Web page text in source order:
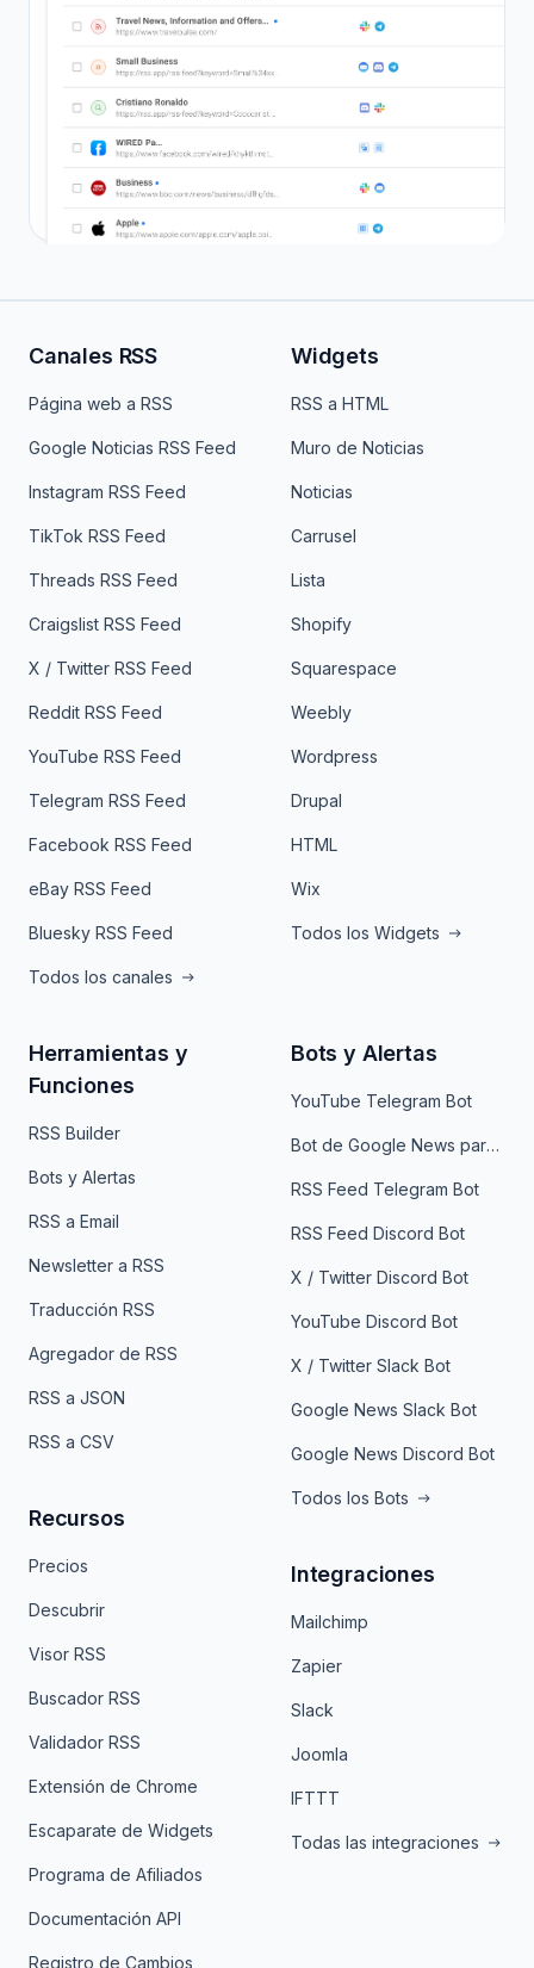
Canales RSS
Página web a RSS
Google Noticias RSS Feed
Instagram RSS Feed
TikTok RSS Feed
Threads RSS Feed
Craigslist RSS Feed
X / Twitter RSS Feed
Reddit RSS Feed
YouTube RSS Feed
Telegram RSS Feed
Facebook RSS Feed
eBay RSS Feed
Bluesky RSS Feed
Todos los canales
Widgets
RSS a HTML
Muro de Noticias
Noticias
Carrusel
Lista
Shopify
Squarespace
Weebly
Wordpress
Drupal
HTML
Wix
Todos los Widgets
Herramientas y
Funciones
RSS Builder
Bots y Alertas
RSS a Email
Newsletter a RSS
Traducción RSS
Agregador de RSS
RSS a JSON
RSS a CSV
Recursos
Precios
Descubrir
Visor RSS
Buscador RSS
Validador RSS
Extensión de Chrome
Escaparate de Widgets
Programa de Afiliados
Documentación API
Registro de Cambios
Bots y Alertas
YouTube Telegram Bot
Bot de Google News para Telegram
RSS Feed Telegram Bot
RSS Feed Discord Bot
X / Twitter Discord Bot
YouTube Discord Bot
X / Twitter Slack Bot
Google News Slack Bot
Google News Discord Bot
Todos los Bots
Integraciones
Mailchimp
Zapier
Slack
Joomla
IFTTT
Todas las integraciones